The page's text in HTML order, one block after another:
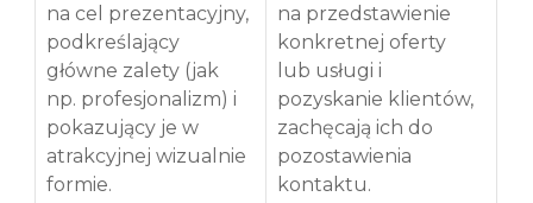
na cel prezentacyjny,
podkreślający
główne zalety (jak
np. profesjonalizm) i
pokazujący je w
atrakcyjnej wizualnie
formie.
na przedstawienie
konkretnej oferty
lub usługi i
pozyskanie klientów,
zachęcają ich do
pozostawienia
kontaktu.